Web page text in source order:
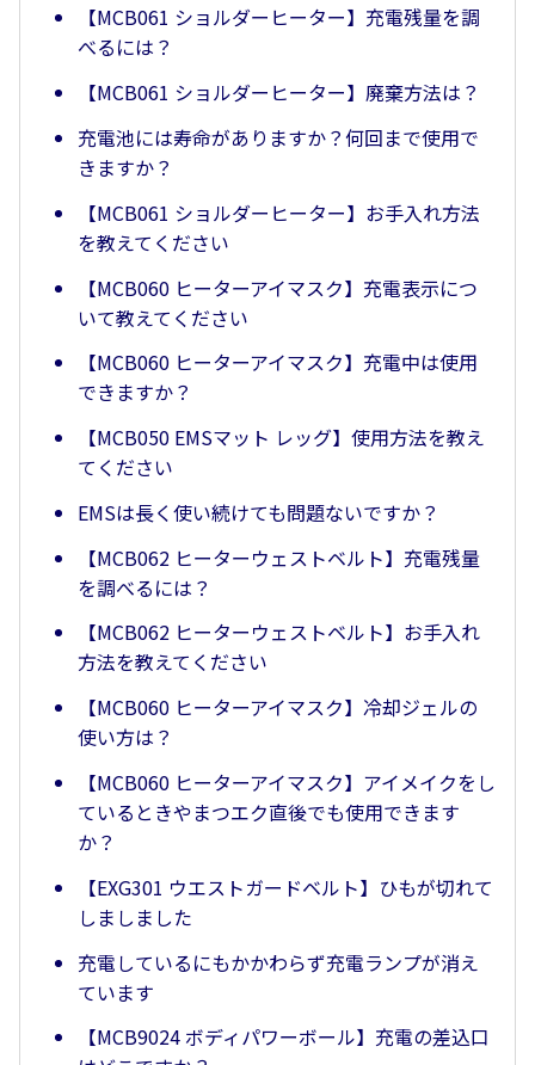
【MCB061 ショルダーヒーター】充電残量を調
べるには？
【MCB061 ショルダーヒーター】廃棄方法は？
充電池には寿命がありますか？何回まで使用で
きますか？
【MCB061 ショルダーヒーター】お手入れ方法
を教えてください
【MCB060 ヒーターアイマスク】充電表示につ
いて教えてください
【MCB060 ヒーターアイマスク】充電中は使用
できますか？
【MCB050 EMSマット レッグ】使用方法を教え
てください
EMSは長く使い続けても問題ないですか？
【MCB062 ヒーターウェストベルト】充電残量
を調べるには？
【MCB062 ヒーターウェストベルト】お手入れ
方法を教えてください
【MCB060 ヒーターアイマスク】冷却ジェルの
使い方は？
【MCB060 ヒーターアイマスク】アイメイクをし
ているときやまつエク直後でも使用できます
か？
【EXG301 ウエストガードベルト】ひもが切れて
しましました
充電しているにもかかわらず充電ランプが消え
ています
【MCB9024 ボディパワーボール】充電の差込口